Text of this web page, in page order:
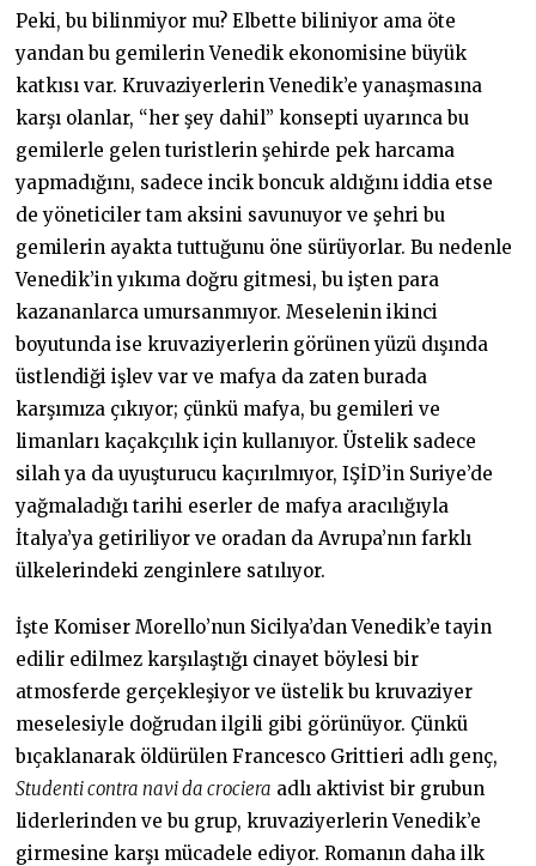
Peki, bu bilinmiyor mu? Elbette biliniyor ama öte
yandan bu gemilerin Venedik ekonomisine büyük
katkısı var. Kruvaziyerlerin Venedik’e yanaşmasına
karşı olanlar, “her şey dahil” konsepti uyarınca bu
gemilerle gelen turistlerin şehirde pek harcama
yapmadığını, sadece incik boncuk aldığını iddia etse
de yöneticiler tam aksini savunuyor ve şehri bu
gemilerin ayakta tuttuğunu öne sürüyorlar. Bu nedenle
Venedik’in yıkıma doğru gitmesi, bu işten para
kazananlarca umursanmıyor. Meselenin ikinci
boyutunda ise kruvaziyerlerin görünen yüzü dışında
üstlendiği işlev var ve mafya da zaten burada
karşımıza çıkıyor; çünkü mafya, bu gemileri ve
limanları kaçakçılık için kullanıyor. Üstelik sadece
silah ya da uyuşturucu kaçırılmıyor, IŞİD’in Suriye’de
yağmaladığı tarihi eserler de mafya aracılığıyla
İtalya’ya getiriliyor ve oradan da Avrupa’nın farklı
ülkelerindeki zenginlere satılıyor.
İşte Komiser Morello’nun Sicilya’dan Venedik’e tayin
edilir edilmez karşılaştığı cinayet böylesi bir
atmosferde gerçekleşiyor ve üstelik bu kruvaziyer
meselesiyle doğrudan ilgili gibi görünüyor. Çünkü
bıçaklanarak öldürülen Francesco Grittieri adlı genç,
Studenti contra navi da crociera adlı aktivist bir grubun
liderlerinden ve bu grup, kruvaziyerlerin Venedik’e
girmesine karşı mücadele ediyor. Romanın daha ilk